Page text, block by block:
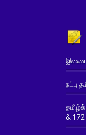
இணைய
நட்பு
&